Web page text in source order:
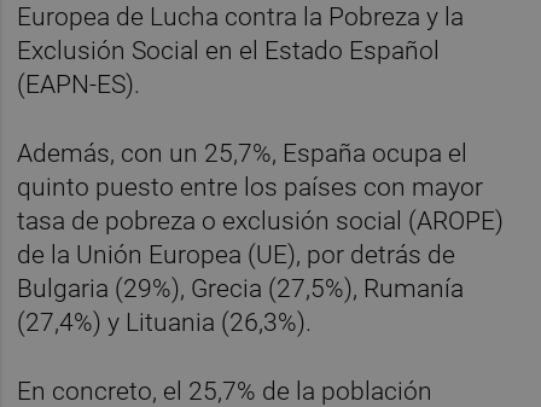
Europea de Lucha contra la Pobreza y la
Exclusión Social en el Estado Español
(EAPN-ES).
Además, con un 25,7%, España ocupa el
quinto puesto entre los países con mayor
tasa de pobreza o exclusión social (AROPE)
de la Unión Europea (UE), por detrás de
Bulgaria (29%), Grecia (27,5%), Rumanía
(27,4%) y Lituania (26,3%).
En concreto, el 25,7% de la población